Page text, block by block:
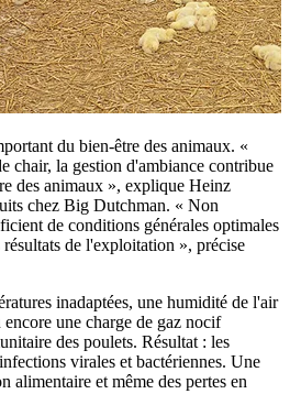
du bien-être des animaux. «
chair, la gestion d'ambiance contribue
des animaux », explique Heinz
chez Big Dutchman. « Non
de conditions générales optimales
de l'exploitation », précise
inadaptées, une humidité de l'air
une charge de gaz nocif
des poulets. Résultat : les
virales et bactériennes. Une
alimentaire et même des pertes en